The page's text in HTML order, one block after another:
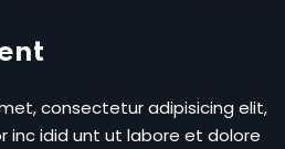
consectetur adipisicing elit,
inc idid unt ut labore et dolore